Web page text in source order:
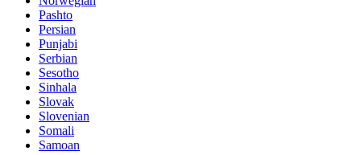
Pashto
Persian
Punjabi
Serbian
Sesotho
Sinhala
Slovak
Slovenian
Somali
Samoan